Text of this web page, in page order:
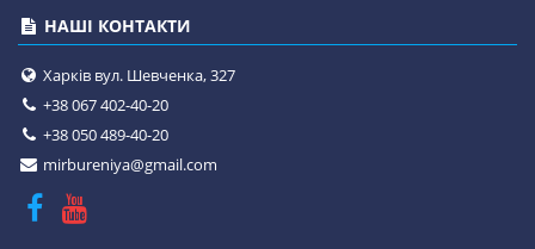
НАШІ КОНТАКТИ
Харків вул. Шевченка, 327
+38 067 402-40-20
+38 050 489-40-20
mirbureniya@gmail.com